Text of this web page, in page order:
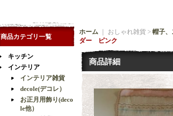
商品カテゴリ一覧
キッチン
インテリア
インテリア雑貨
decole(デコレ）
お正月用飾り(deco
le他）
ホーム ｜ おしゃれ雑貨 > 帽子、
ダー ピンク
商品詳細